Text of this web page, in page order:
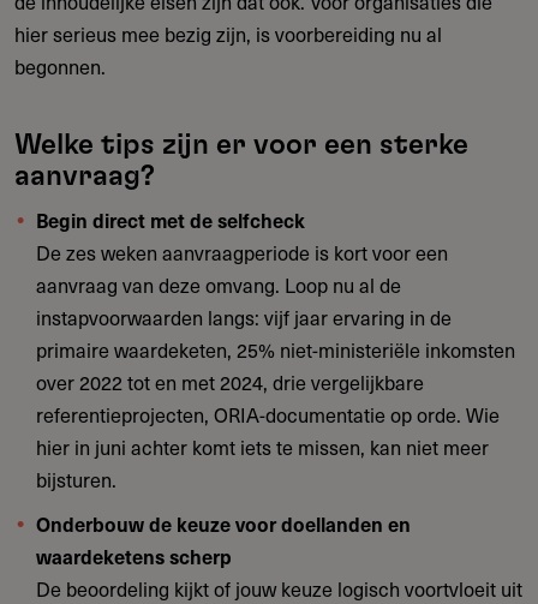
hier serieus mee bezig zijn, is voorbereiding nu al
begonnen.
Welke tips zijn er voor een sterke
aanvraag?
Begin direct met de selfcheck
De zes weken aanvraagperiode is kort voor een
aanvraag van deze omvang. Loop nu al de
instapvoorwaarden langs: vijf jaar ervaring in de
primaire waardeketen, 25% niet-ministeriële inkomsten
over 2022 tot en met 2024, drie vergelijkbare
referentieprojecten, ORIA-documentatie op orde. Wie
hier in juni achter komt iets te missen, kan niet meer
bijsturen.
Onderbouw de keuze voor doellanden en
waardeketens scherp
De beoordeling kijkt of jouw keuze logisch voortvloeit uit